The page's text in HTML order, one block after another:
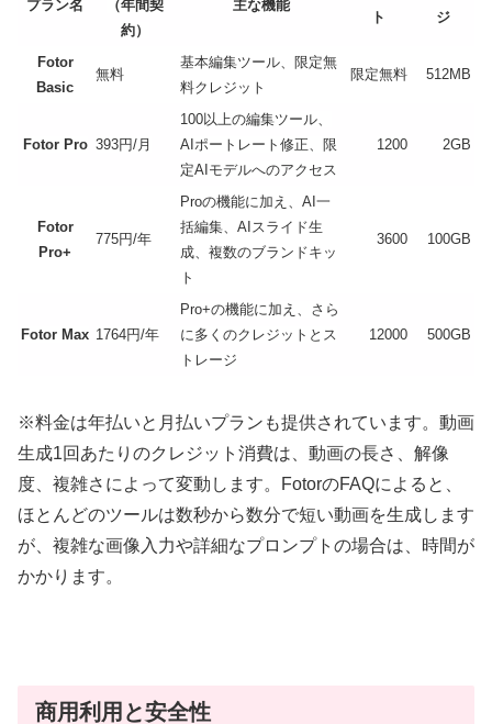
プラン名
（年間契
約）
主な機能
ト
ジ
Fotor
Basic
無料
基本編集ツール、限定無
料クレジット
限定無料 512MB
Fotor Pro 393円/月
100以上の編集ツール、
AIポートレート修正、限
定AIモデルへのアクセス
1200 2GB
Fotor
Pro+
775円/年
Proの機能に加え、AI一
括編集、AIスライド生
成、複数のブランドキッ
ト
3600 100GB
Fotor Max 1764円/年
Pro+の機能に加え、さら
に多くのクレジットとス
トレージ
12000 500GB
※料金は年払いと月払いプランも提供されています。動画
生成1回あたりのクレジット消費は、動画の長さ、解像
度、複雑さによって変動します。FotorのFAQによると、
ほとんどのツールは数秒から数分で短い動画を生成します
が、複雑な画像入力や詳細なプロンプトの場合は、時間が
かかります。
商用利用と安全性